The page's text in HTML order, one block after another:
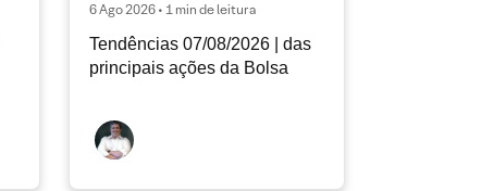
6 Ago 2026 • 1 min de leitura
Tendências 07/08/2026 | das
principais ações da Bolsa